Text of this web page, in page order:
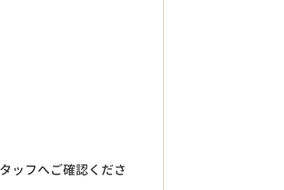
ッフへご確認くださ